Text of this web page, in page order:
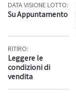
DATA VISIONE LOTTO:
Su Appuntamento
RITIRO:
Leggere le
condizioni di
vendita